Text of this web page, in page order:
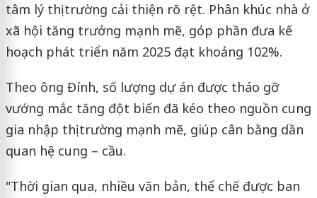
tâm lý thị trường cải thiện rõ rệt. Phân khúc nhà ở
xã hội tăng trưởng mạnh mẽ, góp phần đưa kế
hoạch phát triển năm 2025 đạt khoảng 102%.
Theo ông Đính, số lượng dự án được tháo gỡ
vướng mắc tăng đột biến đã kéo theo nguồn cung
gia nhập thị trường mạnh mẽ, giúp cân bằng dần
quan hệ cung – cầu.
"Thời gian qua, nhiều văn bản, thể chế được ban